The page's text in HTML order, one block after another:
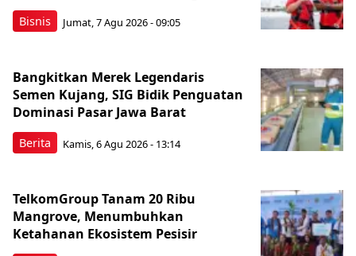
Bisnis Jumat, 7 Agu 2026 - 09:05
Berita
Bangkitkan Merek Legendaris
Semen Kujang, SIG Bidik Penguatan
Dominasi Pasar Jawa Barat
Kamis, 6 Agu 2026 - 13:14
TelkomGroup Tanam 20 Ribu
Mangrove, Menumbuhkan
Ketahanan Ekosistem Pesisir